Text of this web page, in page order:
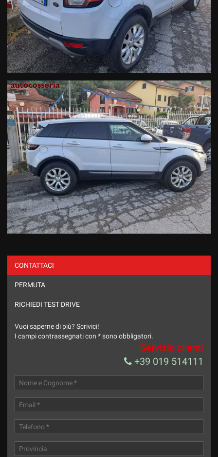
CONTATTACI
PERMUTA
RICHIEDI TEST DRIVE
Vuoi saperne di più? Scrivici!
I campi contrassegnati con * sono obbligatori.
Servizio clienti
+39 019 514111